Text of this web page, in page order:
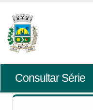
Consultar Série